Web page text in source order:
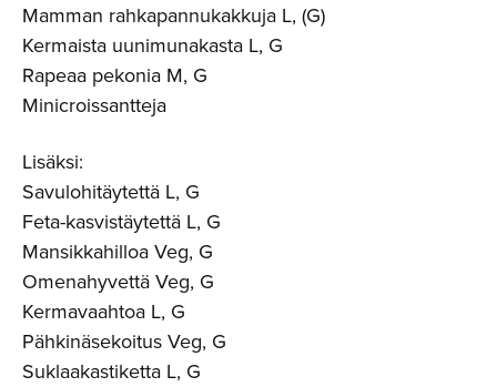
Mamman rahkapannukakkuja L, (G)
Kermaista uunimunakasta L, G
Rapeaa pekonia M, G
Minicroissantteja
Lisäksi:
Savulohitäytettä L, G
Feta-kasvistäytettä L, G
Mansikkahilloa Veg, G
Omenahyvettä Veg, G
Kermavaahtoa L, G
Pähkinäsekoitus Veg, G
Suklaakastiketta L, G